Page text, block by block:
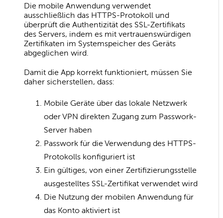
Die mobile Anwendung verwendet
ausschließlich das HTTPS-Protokoll und
überprüft die Authentizität des SSL-Zertifikats
des Servers, indem es mit vertrauenswürdigen
Zertifikaten im Systemspeicher des Geräts
abgeglichen wird.
Damit die App korrekt funktioniert, müssen Sie
daher sicherstellen, dass:
Mobile Geräte über das lokale Netzwerk
oder VPN direkten Zugang zum Passwork-
Server haben
Passwork für die Verwendung des HTTPS-
Protokolls konfiguriert ist
Ein gültiges, von einer Zertifizierungsstelle
ausgestelltes SSL-Zertifikat verwendet wird
Die Nutzung der mobilen Anwendung für
das Konto aktiviert ist